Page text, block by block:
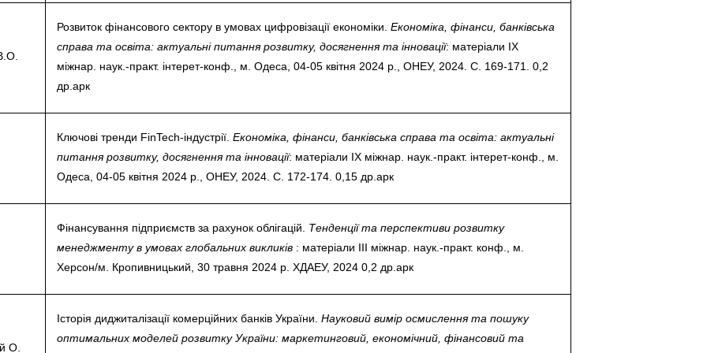
індустрії
ПДАУ
Вступні випробування 2026
Волонтерський центр "ПУЛЬС"
Студентське життя
та іміджевої діяльності
Спорт
Працевлаштування
Відділ практики і сприяння
Скринька довіри
Академічна доброчесність
Неформальна / Інформальна
освіта
Академічна мобільність
Акредитація
освіти
Відділ моніторингу та забезпечення
якості освіти
Острівець Прогресильності ПДАУ
напряму Жан Моне: SuTCom
UniClaD: Erasmus+KA2 /
Expertise Center «MILK LOCAL
PRODUCT»
Аспірантура і докторантура
Наукові підрозділи
(лабораторії, центри)
об’єднання з питань науки
Спеціалізована вчена рада
Наукометричні бази
Фахові журнали
Науково-технічні заходи
Інформація щодо виконання
Розвиток фінансового сектору в умовах цифровізації економіки. Економіка, фінанси, банківська
справа та освіта: актуальні питання розвитку, досягнення та інновації: матеріали ІХ
міжнар. наук.-практ. інтерет-конф., м. Одеса, 04-05 квітня 2024 р., ОНЕУ, 2024. С. 169-171. 0,2
др.арк
Ключові тренди FinTech-індустрії. Економіка, фінанси, банківська справа та освіта: актуальні
питання розвитку, досягнення та інновації: матеріали ІХ міжнар. наук.-практ. інтерет-конф., м.
Одеса, 04-05 квітня 2024 р., ОНЕУ, 2024. С. 172-174. 0,15 др.арк
Фінансування підприємств за рахунок облігацій. Тенденції та перспективи розвитку
менеджменту в умовах глобальних викликів : матеріали ІІІ міжнар. наук.-практ. конф., м.
Херсон/м. Кропивницький, 30 травня 2024 р. ХДАЕУ, 2024 0,2 др.арк
О.
Історія диджиталізації комерційних банків України. Науковий вимір осмислення та пошуку
оптимальних моделей розвитку України: маркетинговий, економічний, фінансовий та